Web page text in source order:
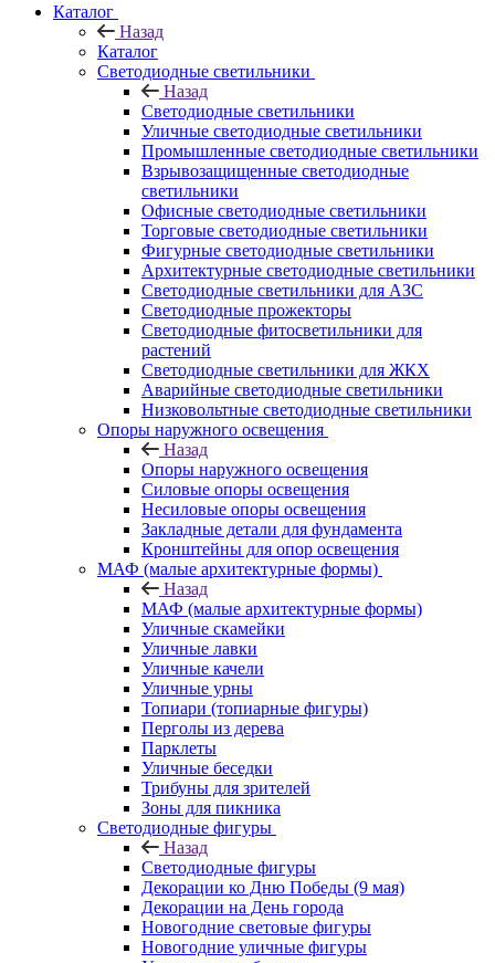
Каталог
Назад
Каталог
Светодиодные светильники
Назад
Светодиодные светильники
Уличные светодиодные светильники
Промышленные светодиодные светильники
Взрывозащищенные светодиодные
светильники
Офисные светодиодные светильники
Торговые светодиодные светильники
Фигурные светодиодные светильники
Архитектурные светодиодные светильники
Светодиодные светильники для АЗС
Светодиодные прожекторы
Светодиодные фитосветильники для
растений
Светодиодные светильники для ЖКХ
Аварийные светодиодные светильники
Низковольтные светодиодные светильники
Опоры наружного освещения
Назад
Опоры наружного освещения
Силовые опоры освещения
Несиловые опоры освещения
Закладные детали для фундамента
Кронштейны для опор освещения
МАФ (малые архитектурные формы)
Назад
МАФ (малые архитектурные формы)
Уличные скамейки
Уличные лавки
Уличные качели
Уличные урны
Топиари (топиарные фигуры)
Перголы из дерева
Парклеты
Уличные беседки
Трибуны для зрителей
Зоны для пикника
Светодиодные фигуры
Назад
Светодиодные фигуры
Декорации ко Дню Победы (9 мая)
Декорации на День города
Новогодние световые фигуры
Новогодние уличные фигуры